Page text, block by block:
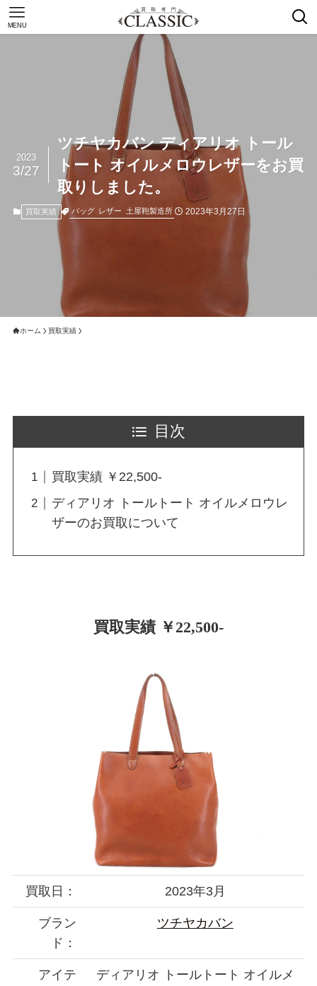
MENU
ツチヤカバン ディアリオ トール
トート オイルメロウレザーをお買
取りしました。
2023
3/27
買取実績 バッグ レザー 土屋鞄製造所 2023年3月27日
ホーム 買取実績
目次
買取実績 ￥22,500-
ディアリオ トールトート オイルメロウレ
ザーのお買取について
買取実績 ￥22,500-
買取日： 2023年3月
ブラン
ド：
ツチヤカバン
アイテ
ディアリオ トールトート オイルメ